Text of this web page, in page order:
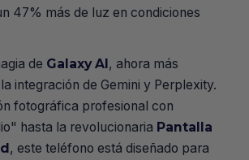
47% más de luz en condiciones
de Galaxy AI, ahora más
integración de Gemini y Perplexity.
fotográfica profesional con
hasta la revolucionaria Pantalla
, este teléfono está diseñado para